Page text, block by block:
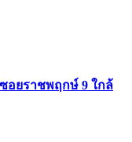
อยราชพฤกษ์ 9 ใกล้